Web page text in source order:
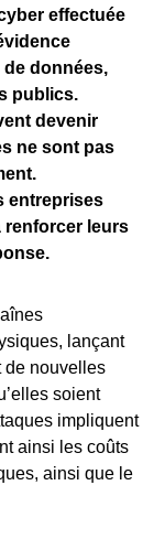
effectuée
de données,
publics.
devenir
ne sont pas
entreprises
renforcer leurs
lançant
de nouvelles
soient
impliquent
ainsi les coûts
ainsi que le